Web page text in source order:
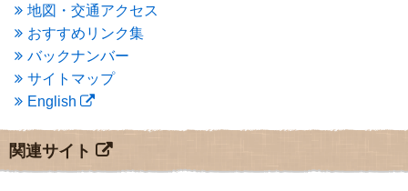
2014年9月(1)
2014年5月 (1)
2014年4月
2014年1月(1)
2013年11月 (4)
2013年10月
2013年8月
(7)
2013年7月
(7)
地図・交通アクセス
おすすめリンク集
バックナンバー
サイトマップ
English
関連サイト